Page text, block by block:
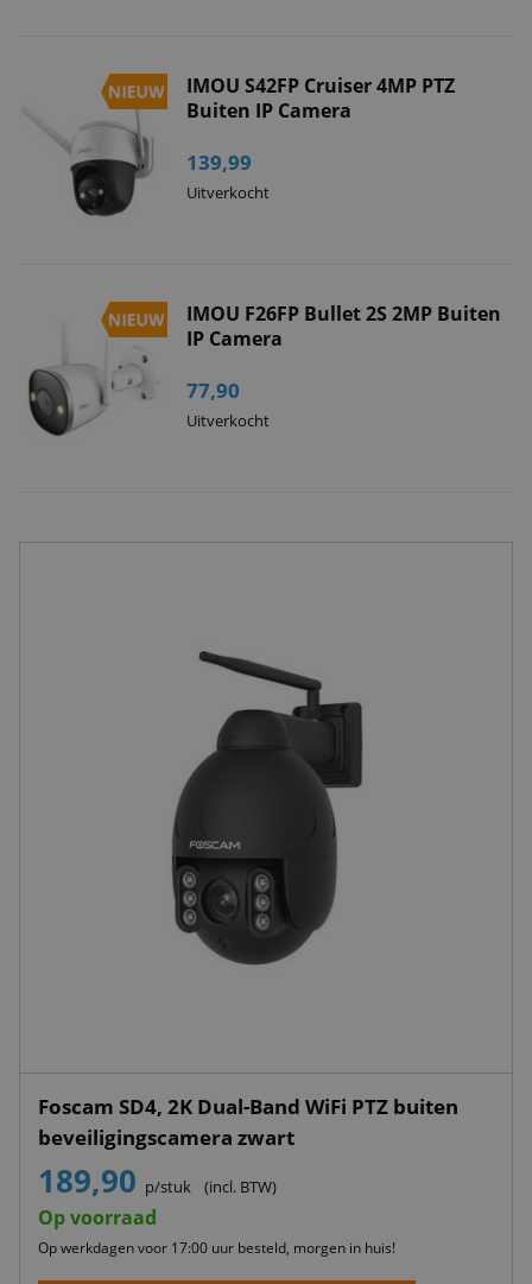
IMOU S42FP Cruiser 4MP PTZ
Buiten IP Camera
139,99
Uitverkocht
IMOU F26FP Bullet 2S 2MP Buiten
IP Camera
77,90
Uitverkocht
Foscam SD4, 2K Dual-Band WiFi PTZ buiten
beveiligingscamera zwart
189,90 p/stuk (incl. BTW)
Op voorraad
Op werkdagen voor 17:00 uur besteld, morgen in huis!